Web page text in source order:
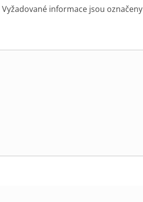
Vyžadované informace jsou označeny